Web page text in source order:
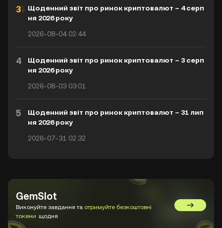
Щоденний звіт про ринок криптовалют – 4 серп
ня 2026 року
2026-08-04 02:44
4
Щоденний звіт про ринок криптовалют – 3 серп
ня 2026 року
2026-08-03 03:01
5
Щоденний звіт про ринок криптовалют – 31 лип
ня 2026 року
2026-07-31 02:32
GemSlot
Виконуйте завдання та отримуйте безкоштовні
токени щодня
Перейти